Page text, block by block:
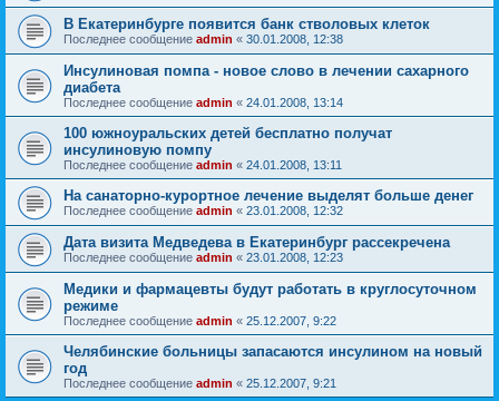
В Екатеринбурге появится банк стволовых клеток
Последнее сообщение admin « 30.01.2008, 12:38
Инсулиновая помпа - новое слово в лечении сахарного
диабета
Последнее сообщение admin « 24.01.2008, 13:14
100 южноуральских детей бесплатно получат
инсулиновую помпу
Последнее сообщение admin « 24.01.2008, 13:11
На санаторно-курортное лечение выделят больше денег
Последнее сообщение admin « 23.01.2008, 12:32
Дата визита Медведева в Екатеринбург рассекречена
Последнее сообщение admin « 23.01.2008, 12:23
Медики и фармацевты будут работать в круглосуточном
режиме
Последнее сообщение admin « 25.12.2007, 9:22
Челябинские больницы запасаются инсулином на новый
год
Последнее сообщение admin « 25.12.2007, 9:21